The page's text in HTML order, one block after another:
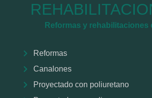
Reformas y
Reformas
Canalones
Proyectado con poliuretano